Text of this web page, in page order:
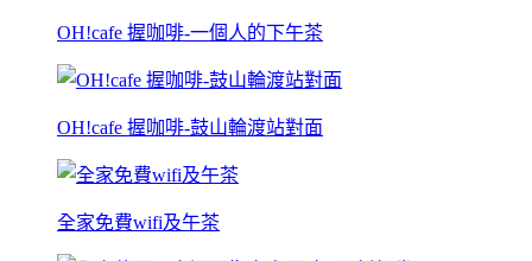
OH!cafe 握咖啡-一個人的下午茶
OH!cafe 握咖啡-鼓山輪渡站對面
全家免費wifi及午茶